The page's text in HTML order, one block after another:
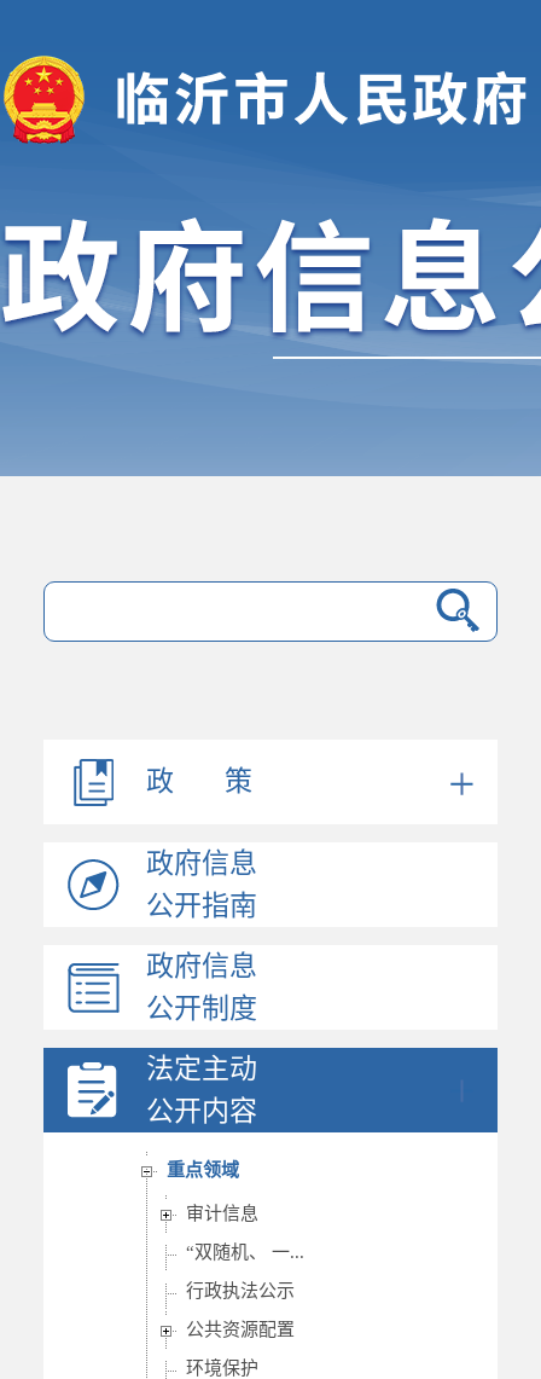
政 策
政府信息
公开指南
政府信息
公开制度
法定主动
公开内容
人事信息
政府工作报告
统计信息
政府采购
价格与收费
行政许可和其他对外管...
行政权力
重要部署执行公开
重点领域
审计信息
“双随机、 一...
行政执法公示
公共资源配置
环境保护